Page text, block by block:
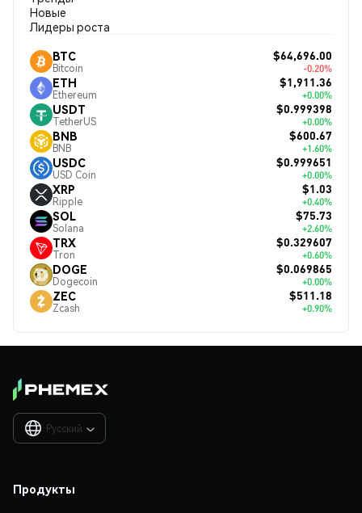
Новые
Лидеры роста
BTC
Bitcoin
$64,696.00
-0.20%
ETH
Ethereum
$1,911.36
+0.00%
USDT
TetherUS
$0.999398
+0.00%
BNB
BNB
$600.67
+1.60%
USDC
USD Coin
$0.999651
+0.00%
XRP
Ripple
$1.03
+0.40%
SOL
Solana
$75.73
+2.60%
TRX
Tron
$0.329607
+0.60%
DOGE
Dogecoin
$0.069865
+0.00%
ZEC
Zcash
$511.18
+0.90%
Русский 
Продукты